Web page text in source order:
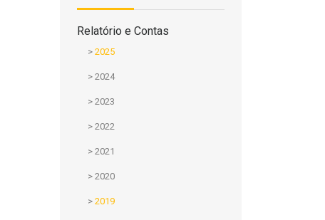
Relatório e Contas
> 2025
> 2024
> 2023
> 2022
> 2021
> 2020
> 2019